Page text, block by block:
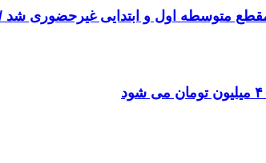
متوسطه اول و ابتدایی غیرحضوری شد /